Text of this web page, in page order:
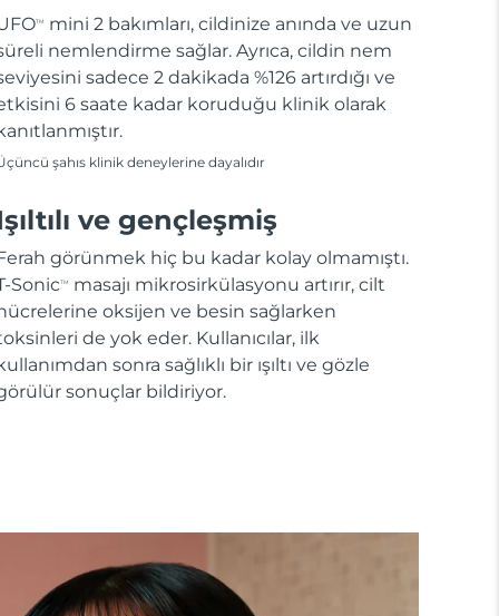
TM
mini 2 bakımları, cildinize anında ve uzun
nemlendirme sağlar. Ayrıca, cildin nem
sadece 2 dakikada %126 artırdığı ve
6 saate kadar koruduğu klinik olarak
şahıs klinik deneylerine dayalıdır
ve gençleşmiş
görünmek hiç bu kadar kolay olmamıştı.
SonicTM
masajı mikrosirkülasyonu artırır, cilt
oksijen ve besin sağlarken
de yok eder. Kullanıcılar, ilk
sonra sağlıklı bir ışıltı ve gözle
sonuçlar bildiriyor.